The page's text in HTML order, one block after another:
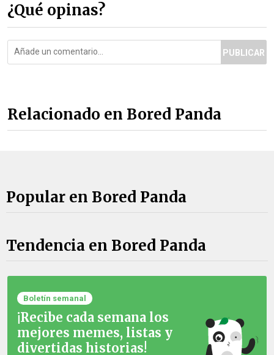
¿Qué opinas?
PUBLICAR
Relacionado en Bored Panda
Popular en Bored Panda
Tendencia en Bored Panda
Boletín semanal
¡Recibe cada semana los
mejores memes, listas y
divertidas historias!